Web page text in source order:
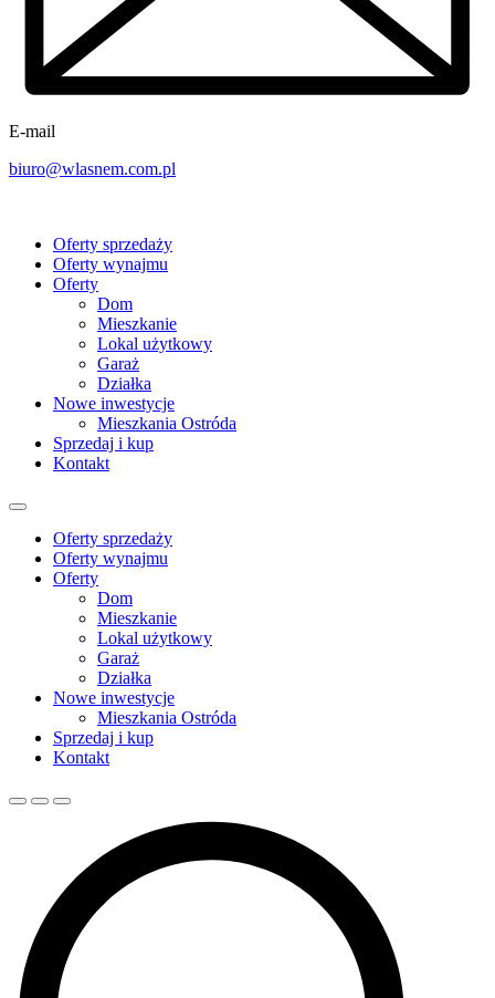
E-mail
biuro@wlasnem.com.pl
Oferty sprzedaży
Oferty wynajmu
Oferty
Dom
Mieszkanie
Lokal użytkowy
Garaż
Działka
Nowe inwestycje
Mieszkania Ostróda
Sprzedaj i kup
Kontakt
Oferty sprzedaży
Oferty wynajmu
Oferty
Dom
Mieszkanie
Lokal użytkowy
Garaż
Działka
Nowe inwestycje
Mieszkania Ostróda
Sprzedaj i kup
Kontakt